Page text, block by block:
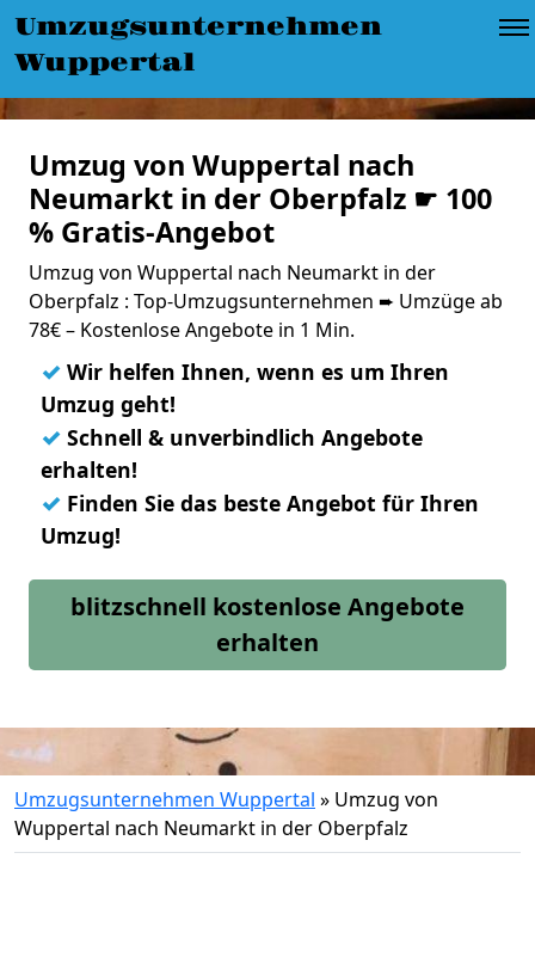
Umzugsunternehmen
Wuppertal
Umzug von Wuppertal nach
Neumarkt in der Oberpfalz ☛ 100
% Gratis-Angebot
Umzug von Wuppertal nach Neumarkt in der
Oberpfalz : Top-Umzugsunternehmen ➨ Umzüge ab
78€ – Kostenlose Angebote in 1 Min.
✓ Wir helfen Ihnen, wenn es um Ihren
Umzug geht!
✓ Schnell & unverbindlich Angebote
erhalten!
✓ Finden Sie das beste Angebot für Ihren
Umzug!
blitzschnell kostenlose Angebote
erhalten
Umzugsunternehmen Wuppertal » Umzug von
Wuppertal nach Neumarkt in der Oberpfalz